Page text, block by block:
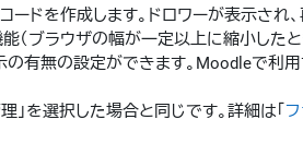
ドを作成します。ドロワーが表示され
（ブラウザの幅が一定以上に縮小した
の有無の設定ができます。Moodleで利用
」を選択した場合と同じです。詳細は「